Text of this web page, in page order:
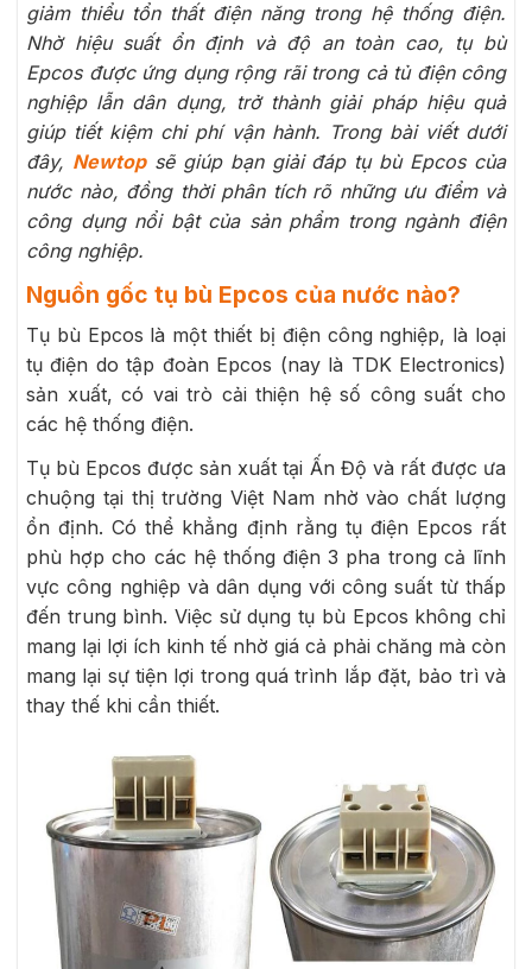
giảm thiểu tổn thất điện năng trong hệ thống điện.
Nhờ hiệu suất ổn định và độ an toàn cao, tụ bù
Epcos được ứng dụng rộng rãi trong cả tủ điện công
nghiệp lẫn dân dụng, trở thành giải pháp hiệu quả
giúp tiết kiệm chi phí vận hành. Trong bài viết dưới
đây, Newtopsẽ giúp bạn giải đáp tụ bù Epcos của
nước nào, đồng thời phân tích rõ những ưu điểm và
công dụng nổi bật của sản phẩm trong ngành điện
công nghiệp.
Nguồn gốc tụ bù Epcos của nước nào?
Tụ bù Epcos là một thiết bị điện công nghiệp, là loại
tụ điện do tập đoàn Epcos (nay là TDK Electronics)
sản xuất, có vai trò cải thiện hệ số công suất cho
các hệ thống điện.
Tụ bù Epcos được sản xuất tại Ấn Độ và rất được ưa
chuộng tại thị trường Việt Nam nhờ vào chất lượng
ổn định. Có thể khẳng định rằng tụ điện Epcos rất
phù hợp cho các hệ thống điện 3 pha trong cả lĩnh
vực công nghiệp và dân dụng với công suất từ thấp
đến trung bình. Việc sử dụng tụ bù Epcos không chỉ
mang lại lợi ích kinh tế nhờ giá cả phải chăng mà còn
mang lại sự tiện lợi trong quá trình lắp đặt, bảo trì và
thay thế khi cần thiết.